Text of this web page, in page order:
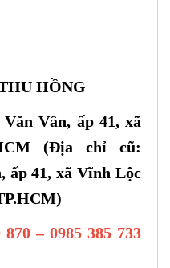
HỒNG
Văn Vân, ấp 41, xã
(Địa chỉ cũ:
ấp 41, xã Vĩnh Lộc
870 – 0985 385 733